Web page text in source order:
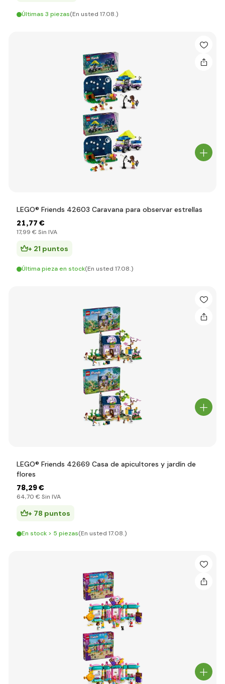
Últimas 3 piezas(En usted 17.08.)
LEGO® Friends 42603 Caravana para observar estrellas
21,77 €
17,99 € Sin IVA
+ 21 puntos
Última pieza en stock(En usted 17.08.)
LEGO® Friends 42669 Casa de apicultores y jardín de
flores
78,29 €
64,70 € Sin IVA
+ 78 puntos
En stock > 5 piezas(En usted 17.08.)